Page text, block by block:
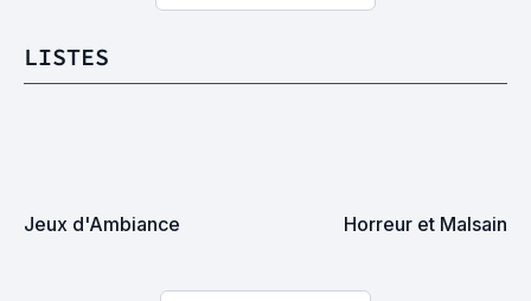
LISTES
Jeux d'Ambiance Horreur et Malsain